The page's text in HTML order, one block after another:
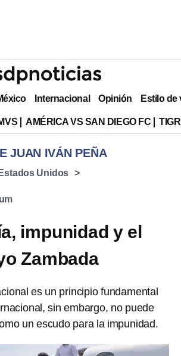
Internacional Opinión Estilo de
AMÉRICA VS SAN DIEGO FC
JUAN IVÁN PEÑA
Estados Unidos
impunidad y el
Zambada
es un principio fundamental
sin embargo, no puede
un escudo para la impunidad.